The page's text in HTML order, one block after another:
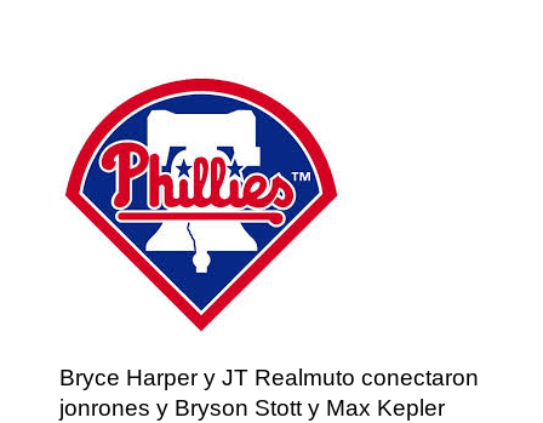
Bryce Harper y JT Realmuto conectaron
jonrones y Bryson Stott y Max Kepler